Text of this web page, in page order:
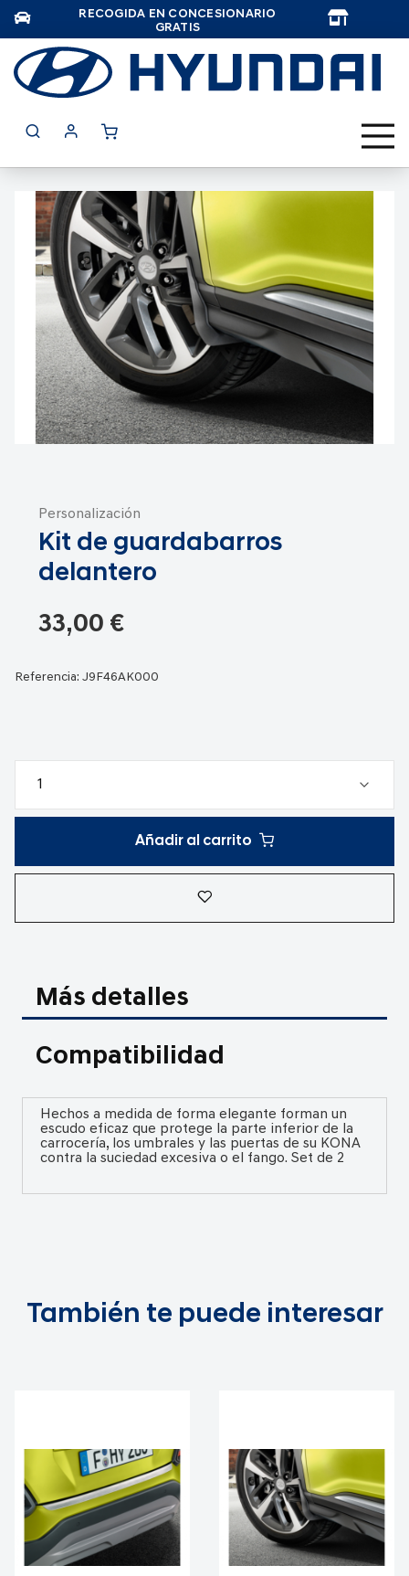
RECOGIDA EN CONCESIONARIO
GRATIS
Personalización
Kit de guardabarros
delantero
33,00 €
Referencia: J9F46AK000
Añadir al carrito
Saltar
final
imágenes
comienzo
galería
imágenes
Más detalles
Compatibilidad
Hechos a medida de forma elegante forman un
escudo eficaz que protege la parte inferior de la
carrocería, los umbrales y las puertas de su KONA
contra la suciedad excesiva o el fango. Set de 2
También te puede interesar